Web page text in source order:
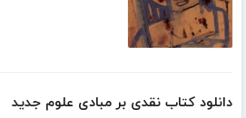
دانلود کتاب نقدی بر مبادی علوم جدید